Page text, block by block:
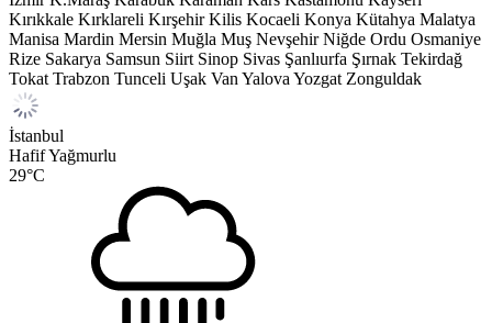
Kırıkkale Kırklareli Kırşehir Kilis Kocaeli Konya Kütahya Malatya
Manisa Mardin Mersin Muğla Muş Nevşehir Niğde Ordu Osmaniye
Rize Sakarya Samsun Siirt Sinop Sivas Şanlıurfa Şırnak Tekirdağ
Tokat Trabzon Tunceli Uşak Van Yalova Yozgat Zonguldak
İstanbul
Hafif Yağmurlu
29°C